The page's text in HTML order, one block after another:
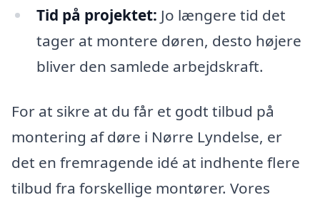
Tid på projektet: Jo længere tid det
tager at montere døren, desto højere
bliver den samlede arbejdskraft.
For at sikre at du får et godt tilbud på
montering af døre i Nørre Lyndelse, er
det en fremragende idé at indhente flere
tilbud fra forskellige montører. Vores